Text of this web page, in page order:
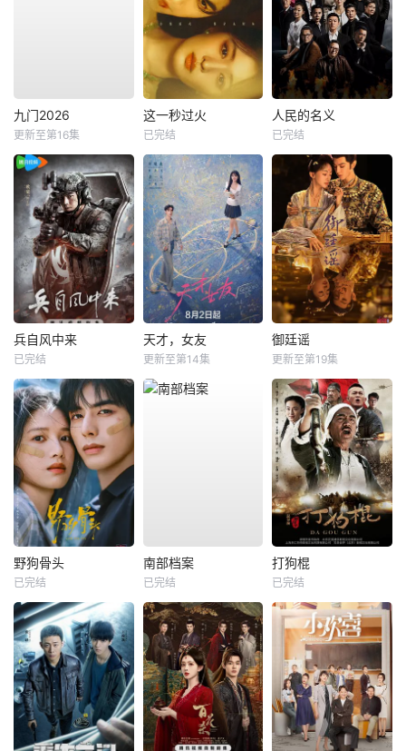
九门2026
更新至第16集
这一秒过火
已完结
人民的名义
已完结
兵自风中来
已完结
天才，女友
更新至第14集
御廷谣
更新至第19集
野狗骨头
已完结
南部档案
已完结
打狗棍
已完结